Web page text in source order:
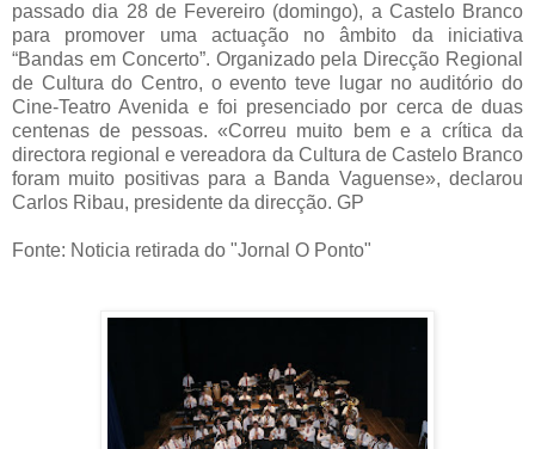
passado dia 28 de Fevereiro (domingo), a Castelo Branco
para promover uma actuação no âmbito da iniciativa
“Bandas em Concerto”. Organizado pela Direcção Regional
de Cultura do Centro, o evento teve lugar no auditório do
Cine-Teatro Avenida e foi presenciado por cerca de duas
centenas de pessoas. «Correu muito bem e a crítica da
directora regional e vereadora da Cultura de Castelo Branco
foram muito positivas para a Banda Vaguense», declarou
Carlos Ribau, presidente da direcção. GP
Fonte: Noticia retirada do "Jornal O Ponto"